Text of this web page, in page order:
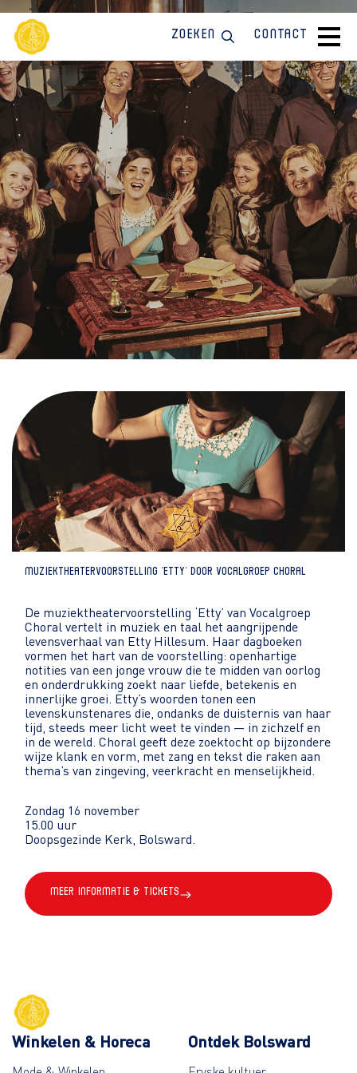
Zoeken Contact
Muziektheatervoorstelling ‘Etty’ door Vocalgroep Choral
De muziektheatervoorstelling ‘Etty’ van Vocalgroep
Choral vertelt in muziek en taal het aangrijpende
levensverhaal van Etty Hillesum. Haar dagboeken
vormen het hart van de voorstelling: openhartige
notities van een jonge vrouw die te midden van oorlog
en onderdrukking zoekt naar liefde, betekenis en
innerlijke groei. Etty’s woorden tonen een
levenskunstenares die, ondanks de duisternis van haar
tijd, steeds meer licht weet te vinden — in zichzelf en
in de wereld. Choral geeft deze zoektocht op bijzondere
wijze klank en vorm, met zang en tekst die raken aan
thema’s van zingeving, veerkracht en menselijkheid.
Zondag 16 november
15.00 uur
Doopsgezinde Kerk, Bolsward.
Meer informatie & Tickets
Winkelen & Horeca Ontdek Bolsward